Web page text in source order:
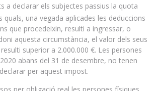
a declarar els subjectes passius la quota
quals, una vegada aplicades les deduccions
que procedeixin, resulti a ingressar, o
aquesta circumstància, el valor dels seus
superior a 2.000.000 €. Les persones
abans del 31 de desembre, no tenen
per aquest impost.